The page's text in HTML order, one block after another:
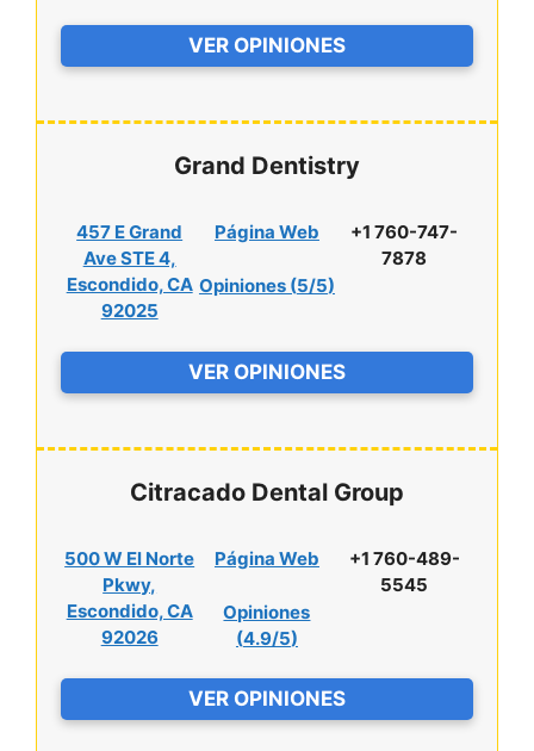
VER OPINIONES
Grand Dentistry
457 E Grand
Ave STE 4,
Escondido, CA
92025
Página Web
Opiniones (5/5)
+1 760-747-
7878
VER OPINIONES
Citracado Dental Group
500 W El Norte
Pkwy,
Escondido, CA
92026
Página Web
Opiniones
(4.9/5)
+1 760-489-
5545
VER OPINIONES